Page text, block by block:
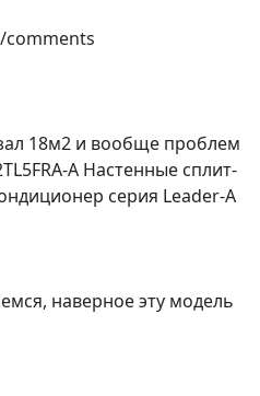
18м2 и вообще проблем
A Настенные сплит-
серия Leader-A
наверное эту модель